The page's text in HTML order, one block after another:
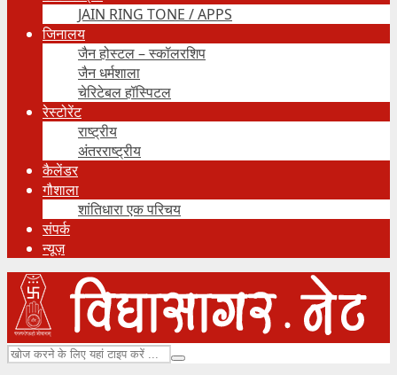
JAIN RING TONE / APPS
जिनालय
जैन होस्टल – स्कॉलरशिप
जैन धर्मशाला
चेरिटेबल हॉस्पिटल
रेस्टोरेंट
राष्ट्रीय
अंतरराष्ट्रीय
कैलेंडर
गौशाला
शांतिधारा एक परिचय
संपर्क
न्यूज़